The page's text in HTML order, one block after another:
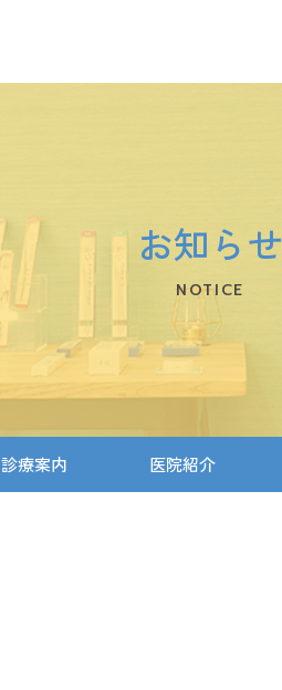
お知らせ
NOTICE
診療案内
医院紹介